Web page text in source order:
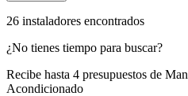
26 instaladores encontrados
¿No tienes tiempo para buscar?
Recibe hasta 4 presupuestos de
Acondicionado